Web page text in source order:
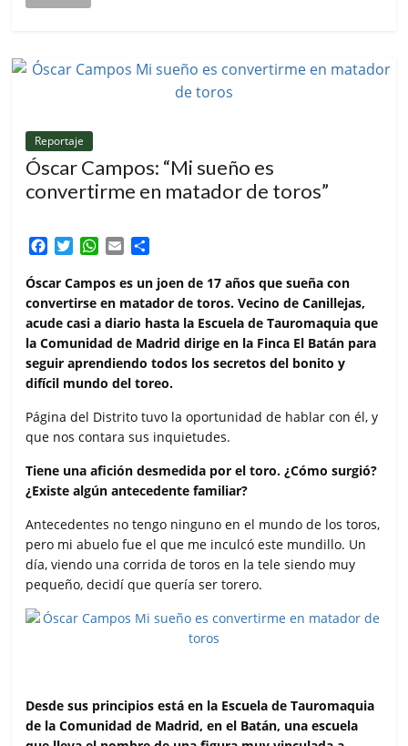
Reportaje
Óscar Campos: “Mi sueño es
convertirme en matador de toros”
c
e
b
o
o
k
i
t
t
e
r
W
a
t
s
A
p
p
a
i
l
m
p
a
r
t
i
r
Óscar Campos es un joen de 17 años que sueña con
convertirse en matador de toros. Vecino de Canillejas,
acude casi a diario hasta la Escuela de Tauromaquia que
la Comunidad de Madrid dirige en la Finca El Batán para
seguir aprendiendo todos los secretos del bonito y
difícil mundo del toreo.
Página del Distrito tuvo la oportunidad de hablar con él, y
que nos contara sus inquietudes.
Tiene una afición desmedida por el toro. ¿Cómo surgió?
¿Existe algún antecedente familiar?
Antecedentes no tengo ninguno en el mundo de los toros,
pero mi abuelo fue el que me inculcó este mundillo. Un
día, viendo una corrida de toros en la tele siendo muy
pequeño, decidí que quería ser torero.
Desde sus principios está en la Escuela de Tauromaquia
de la Comunidad de Madrid, en el Batán, una escuela